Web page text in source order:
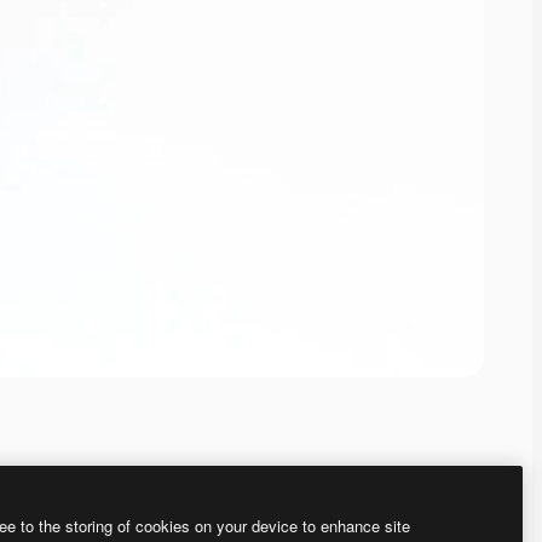
to the storing of cookies on your device to enhance site